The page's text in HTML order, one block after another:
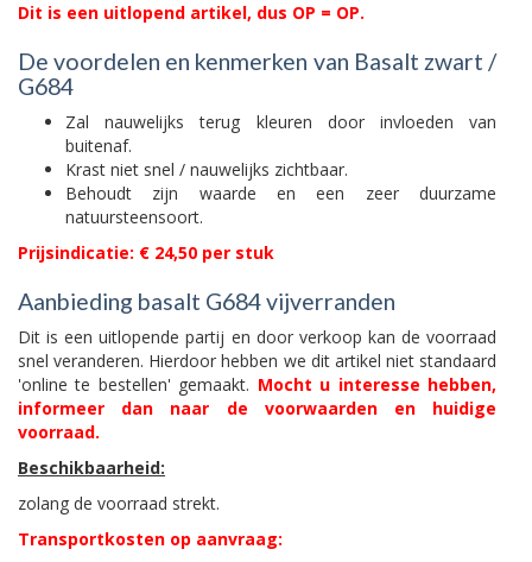
Dit is een uitlopend artikel, dus OP = OP.
De voordelen en kenmerken van Basalt zwart /
G684
Zal nauwelijks terug kleuren door invloeden van
buitenaf.
Krast niet snel / nauwelijks zichtbaar.
Behoudt zijn waarde en een zeer duurzame
natuursteensoort.
Prijsindicatie: € 24,50 per stuk
Aanbieding basalt G684 vijverranden
Dit is een uitlopende partij en door verkoop kan de voorraad
snel veranderen. Hierdoor hebben we dit artikel niet standaard
'online te bestellen' gemaakt. Mocht u interesse hebben,
informeer dan naar de voorwaarden en huidige
voorraad.
Beschikbaarheid:
zolang de voorraad strekt.
Transportkosten op aanvraag: